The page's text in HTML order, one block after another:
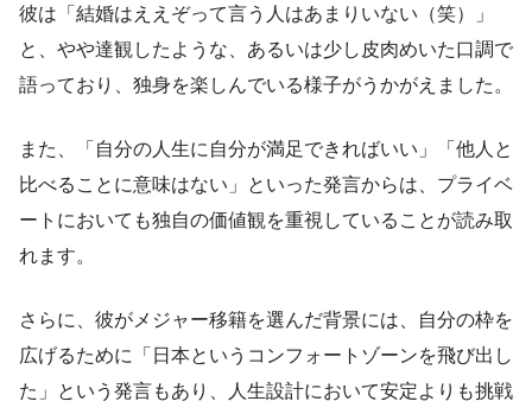
彼は「結婚はええぞって言う人はあまりいない（笑）」
と、やや達観したような、あるいは少し皮肉めいた口調で
語っており、独身を楽しんでいる様子がうかがえました。
また、「自分の人生に自分が満足できればいい」「他人と
比べることに意味はない」といった発言からは、プライベ
ートにおいても独自の価値観を重視していることが読み取
れます。
さらに、彼がメジャー移籍を選んだ背景には、自分の枠を
広げるために「日本というコンフォートゾーンを飛び出し
た」という発言もあり、人生設計において安定よりも挑戦